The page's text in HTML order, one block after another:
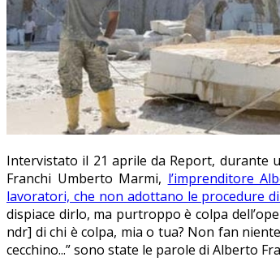
Intervistato il 21 aprile da Report, durante
Franchi Umberto Marmi, l’imprenditore
lavoratori, che non adottano le procedure
dispiace dirlo, ma purtroppo è colpa
ndr] di chi è colpa, mia o tua? Non fan
cecchino...” sono state le parole di Alberto